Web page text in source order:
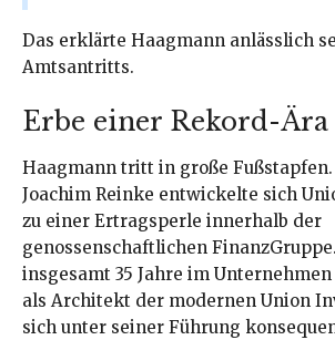
Das erklärte Haagmann anlässlich
Amtsantritts.
Erbe einer Rekord-Ära
Haagmann tritt in große
Joachim Reinke entwickelte sich
zu einer Ertragsperle innerhalb der
genossenschaftlichen
insgesamt 35 Jahre im
als Architekt der modernen Union
sich unter seiner Führung